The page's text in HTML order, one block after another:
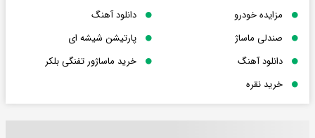
مزایده خودرو
دانلود آهنگ
صندلی ماساژ
پارتیشن شیشه ای
دانلود آهنگ
خرید ماساژور تفنگی بلکر
خرید نقره